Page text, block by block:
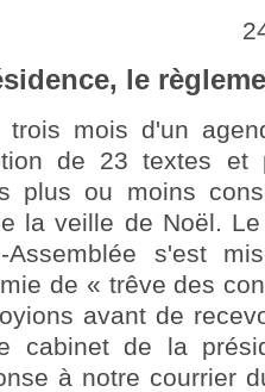
le
trois mois d'un
de 23 textes
plus ou moins
la veille de Noël.
Assemblée s'est
de « trêve des
avant de
cabinet de la
à notre courrier